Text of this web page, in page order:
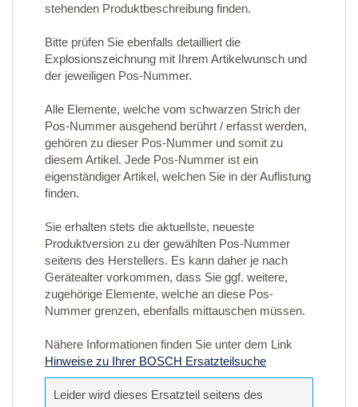
stehenden Produktbeschreibung finden.
Bitte prüfen Sie ebenfalls detailliert die
Explosionszeichnung mit Ihrem Artikelwunsch und
der jeweiligen Pos-Nummer.
Alle Elemente, welche vom schwarzen Strich der
Pos-Nummer ausgehend berührt / erfasst werden,
gehören zu dieser Pos-Nummer und somit zu
diesem Artikel. Jede Pos-Nummer ist ein
eigenständiger Artikel, welchen Sie in der Auflistung
finden.
Sie erhalten stets die aktuellste, neueste
Produktversion zu der gewählten Pos-Nummer
seitens des Herstellers. Es kann daher je nach
Gerätealter vorkommen, dass Sie ggf. weitere,
zugehörige Elemente, welche an diese Pos-
Nummer grenzen, ebenfalls mittauschen müssen.
Nähere Informationen finden Sie unter dem Link
Hinweise zu Ihrer BOSCH Ersatzteilsuche
Leider wird dieses Ersatzteil seitens des